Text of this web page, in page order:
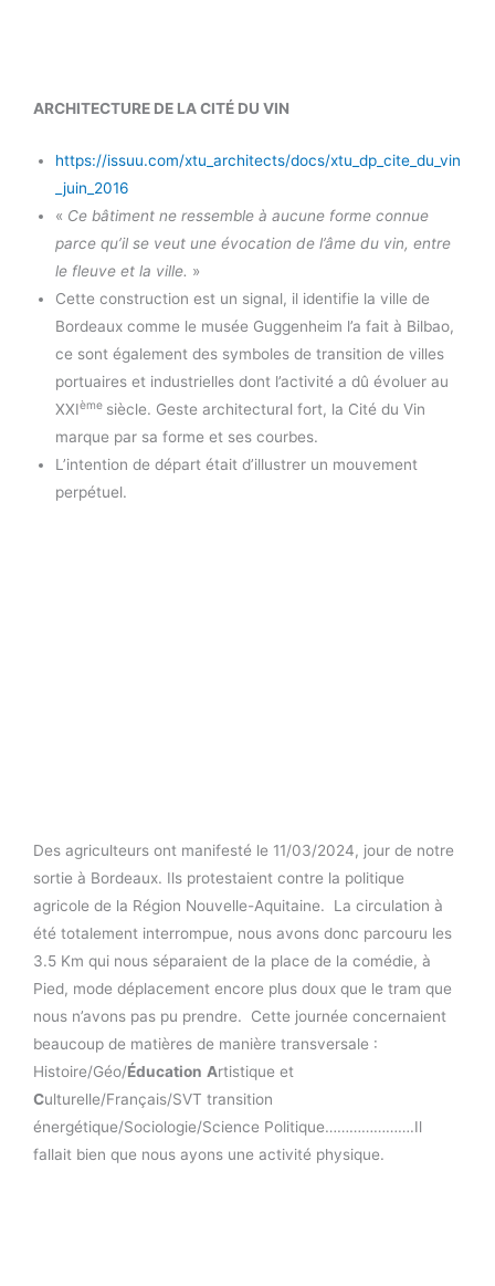
ARCHITECTURE DE LA CITÉ DU VIN
https://issuu.com/xtu_architects/docs/xtu_dp_cite_du_vin
_juin_2016
« Ce bâtiment ne ressemble à aucune forme connue
parce qu’il se veut une évocation de l’âme du vin, entre
le fleuve et la ville. »
Cette construction est un signal, il identifie la ville de
Bordeaux comme le musée Guggenheim l’a fait à Bilbao,
ce sont également des symboles de transition de villes
portuaires et industrielles dont l’activité a dû évoluer au
XXIème siècle. Geste architectural fort, la Cité du Vin
marque par sa forme et ses courbes.
L’intention de départ était d’illustrer un mouvement
perpétuel.
Des agriculteurs ont manifesté le 11/03/2024, jour de notre
sortie à Bordeaux. Ils protestaient contre la politique
agricole de la Région Nouvelle-Aquitaine. La circulation à
été totalement interrompue, nous avons donc parcouru les
3.5 Km qui nous séparaient de la place de la comédie, à
Pied, mode déplacement encore plus doux que le tram que
nous n’avons pas pu prendre. Cette journée concernaient
beaucoup de matières de manière transversale :
Histoire/Géo/Éducation Artistique et
Culturelle/Français/SVT transition
énergétique/Sociologie/Science Politique………………….Il
fallait bien que nous ayons une activité physique.